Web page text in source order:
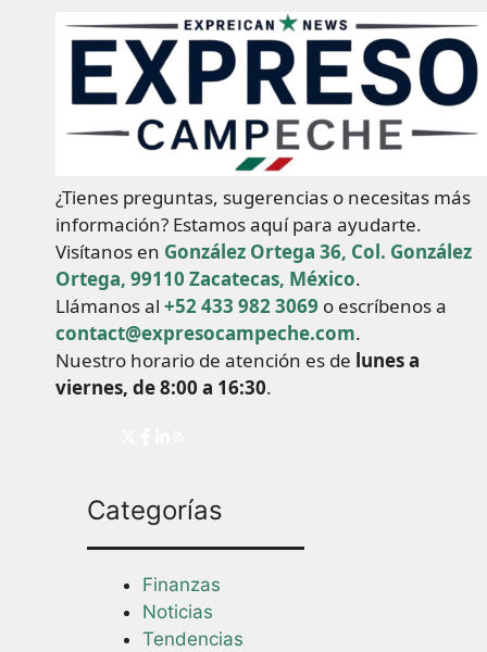
¿Tienes preguntas, sugerencias o necesitas más
información? Estamos aquí para ayudarte.
Visítanos en González Ortega 36, Col. González
Ortega, 99110 Zacatecas, México.
Llámanos al +52 433 982 3069 o escríbenos a
contact@expresocampeche.com.
Nuestro horario de atención es de lunes a
viernes, de 8:00 a 16:30.
Categorías
Finanzas
Noticias
Tendencias